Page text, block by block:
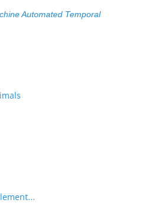
Automated Temporal